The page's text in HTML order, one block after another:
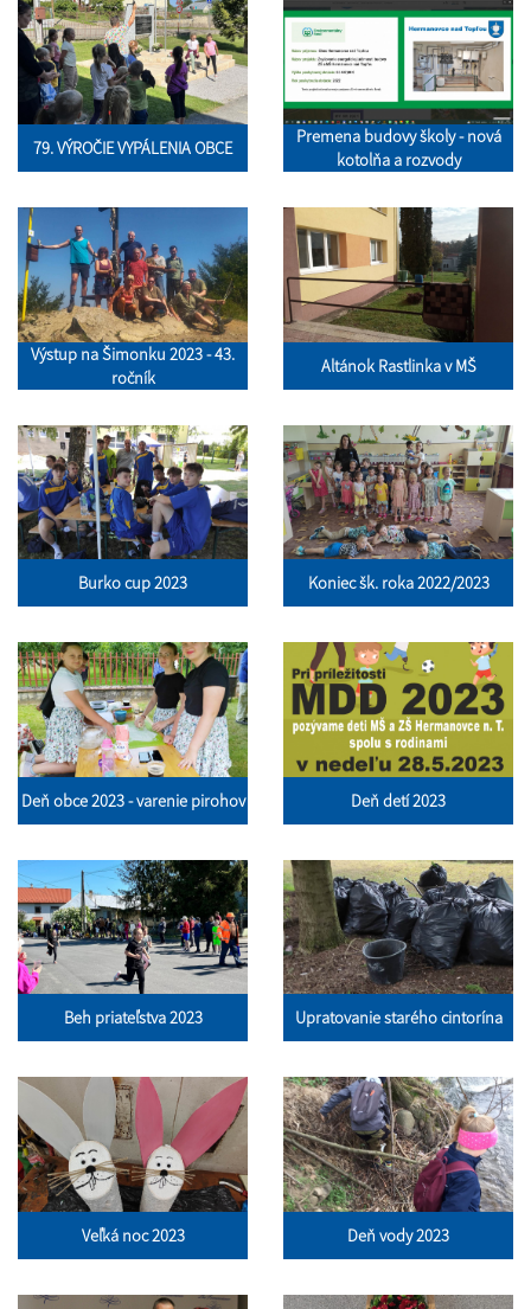
79. VÝROČIE VYPÁLENIA OBCE
Premena budovy školy - nová
kotolňa a rozvody
Výstup na Šimonku 2023 - 43.
ročník
Altánok Rastlinka v MŠ
Burko cup 2023 Koniec šk. roka 2022/2023
Deň obce 2023 - varenie pirohov Deň detí 2023
Beh priateľstva 2023 Upratovanie starého cintorína
Veľká noc 2023 Deň vody 2023